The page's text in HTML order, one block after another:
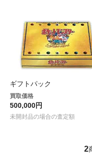
ギフトパック
買取価格
500,000円
未開封品の場合の査定額
2